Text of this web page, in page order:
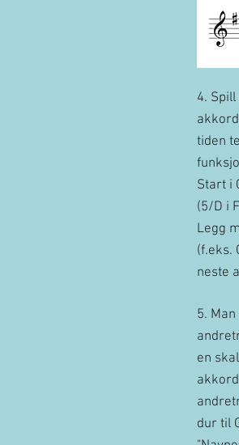
4.
tiden
Start i
(5/D i
Legg
(f.eks.
neste
5.
en
dur til